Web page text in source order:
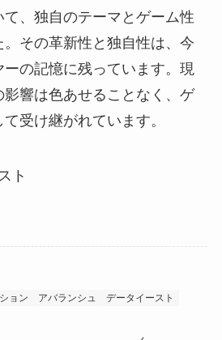
、独自のテーマとゲーム性
その革新性と独自性は、今
の記憶に残っています。現
響は色あせることなく、ゲ
受け継がれています。
ト
ョン アバランシュ データイースト